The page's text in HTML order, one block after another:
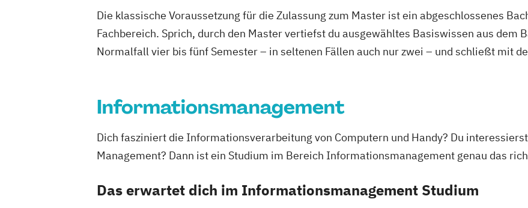
Die klassische Voraussetzung für die Zulassung zum Master ist ein abgeschlossenes
Fachbereich. Sprich, durch den Master vertiefst du ausgewähltes Basiswissen aus dem
Normalfall vier bis fünf Semester – in seltenen Fällen auch nur zwei – und schließt mit
Informationsmanagement
Dich fasziniert die Informationsverarbeitung von Computern und Handy? Du
Management? Dann ist ein Studium im Bereich Informationsmanagement genau das
Das erwartet dich im Informationsmanagement Studium